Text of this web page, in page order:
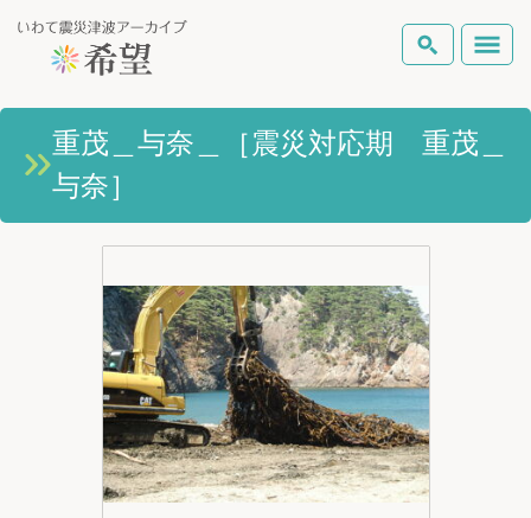
いわて震災津波アーカイブとは
岩手県の被害状況
ピックアップコンテンツ
Foreign Laguage
検索
重茂＿与奈＿［震災対応期 重茂＿
与奈］